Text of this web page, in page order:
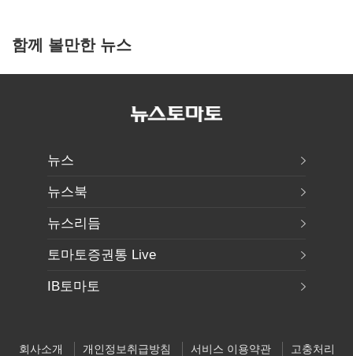
함께 볼만한 뉴스
뉴스
뉴스북
뉴스리듬
토마토증권통 Live
IB토마토
회사소개 개인정보취급방침 서비스 이용약관 고충처리